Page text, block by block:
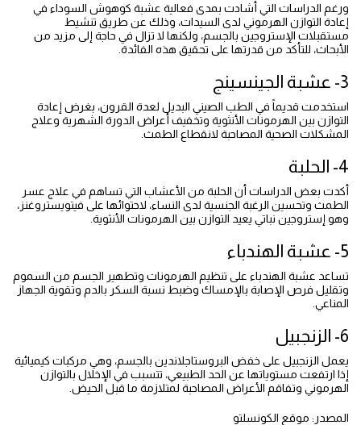
ورغم الدراسات التي أشادت بمدى فعالية عشبة كوهوش السوداء في
إعادة التوازن الهرموني لدى السيدات، وذلك عن طريق تنشيط
مستقبلات الإستروجين بالجسم، ولكنها لا تزال في حاجة إلى مزيد من
الأبحاث، للتأكد من قدرتها على تحقيق هذه الفائدة.
3- عشبة الجينسينج
استخدمت قديماً في الطب الصيني البديل لعدة القرون، بغرض إعادة
التوازن بين الهرمونات الأنثوية وتخفيف أعراض الدورة الشهرية وعلاج
المشكلات الصحية المصاحبة لانقطاع الطمث.
4- الحلبة
أكدت بعض الدراسات أن الحلبة من الأعشاب التي تساهم في علاج عسر
الطمث وتحسين الرغبة الجنسية لدى النساء، لاحتوائها على فيتويستروغنز،
وهو إستروجين نباتي يعيد التوازن بين الهرمونات الأنثوية.
5- عشبة الهندباء
تساعد عشبة الهندباء على تنظيم الهرمونات وتطهير الجسم من السموم
وتقليل فرص الإصابة بالإمساك وضبط نسبة السكر بالدم وتقوية الجهاز
المناعي.
6- الزنجبيل
يعمل الزنجبيل على خفض البروستاجلاندين بالجسم، وهي مركبات كيميائية
إذا ارتفعت مستوياتها عن الحد الطبيعي، تتسبب في الإخلال بالتوازن
الهرموني وتفاقم الأعراض المصاحبة لمتلازمة ما قبل الحيض.
المصدر: موقع الكونسلتو